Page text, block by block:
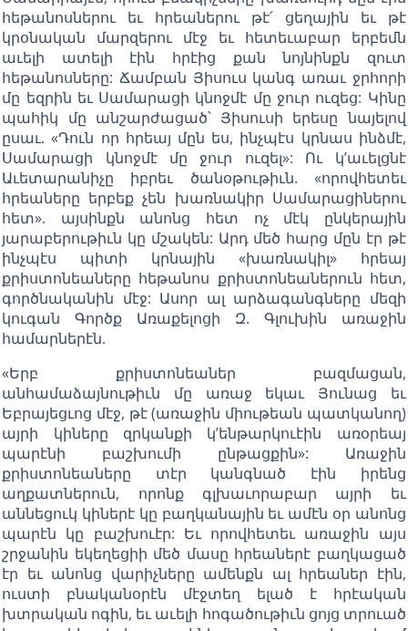
հեթանոսներու եւ հրեաներու թէ՛ ցեղային եւ թէ
կրօնական մարզերու մէջ եւ հետեւաբար երբեմն
աւելի ատելի էին հրէից քան նոյնինքն զուտ
հեթանոսները: Ճամբան Յիսուս կանգ առաւ ջրհորի
մը եզրին եւ Սամարացի կնոջմէ մը ջուր ուզեց: Կինը
պահիկ մը անշարժացած՝ Յիսուսի երեսը նայելով
ըսաւ. «Դուն որ հրեայ մըն ես, ինչպէս կրնաս ինձմէ,
Սամարացի կնոջմէ մը ջուր ուզել»: Ու կ’աւելցնէ
Աւետարանիչը իբրեւ ծանօթութիւն. «որովհետեւ
հրեաները երբեք չեն խառնակիր Սամարացիներու
հետ». այսինքն անոնց հետ ոչ մէկ ընկերային
յարաբերութիւն կը մշակեն: Արդ մեծ հարց մըն էր թէ
ինչպէս պիտի կրնային «խառնակիլ» հրեայ
քրիստոնեաները հեթանոս քրիստոնեաներուն հետ,
գործնականին մէջ: Ասոր ալ արձագանգները մեզի
կուգան Գործք Առաքելոցի Զ. Գլուխին առաջին
համարներէն.
«Երբ քրիստոնեաներ բազմացան,
անհամաձայնութիւն մը առաջ եկաւ Յունաց եւ
Եբրայեցւոց մէջ, թէ (առաջին միութեան պատկանող)
այրի կիները զրկանքի կ’ենթարկուէին առօրեայ
պարէնի բաշխումի ընթացքին»: Առաջին
քրիստոնեաները տէր կանգնած էին իրենց
աղքատներուն, որոնք գլխաւորաբար այրի եւ
աննեցուկ կիներէ կը բաղկանային եւ ամէն օր անոնց
պարէն կը բաշխուէր: Եւ որովհետեւ առաջին այս
շրջանին եկեղեցիի մեծ մասը հրեաներէ բաղկացած
էր եւ անոնց վարիչները ամենքն ալ հրեաներ էին,
ուստի բնականօրէն մէջտեղ ելած է հրէական
խտրական ոգին, եւ աւելի հոգածութիւն ցոյց տրուած